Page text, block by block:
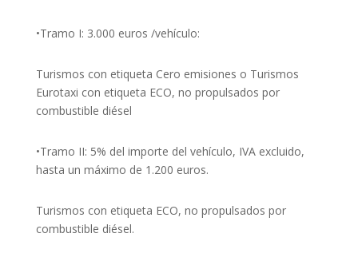
•Tramo I: 3.000 euros /vehículo:
Turismos con etiqueta Cero emisiones o Turismos
Eurotaxi con etiqueta ECO, no propulsados por
combustible diésel
•Tramo II: 5% del importe del vehículo, IVA excluido,
hasta un máximo de 1.200 euros.
Turismos con etiqueta ECO, no propulsados por
combustible diésel.